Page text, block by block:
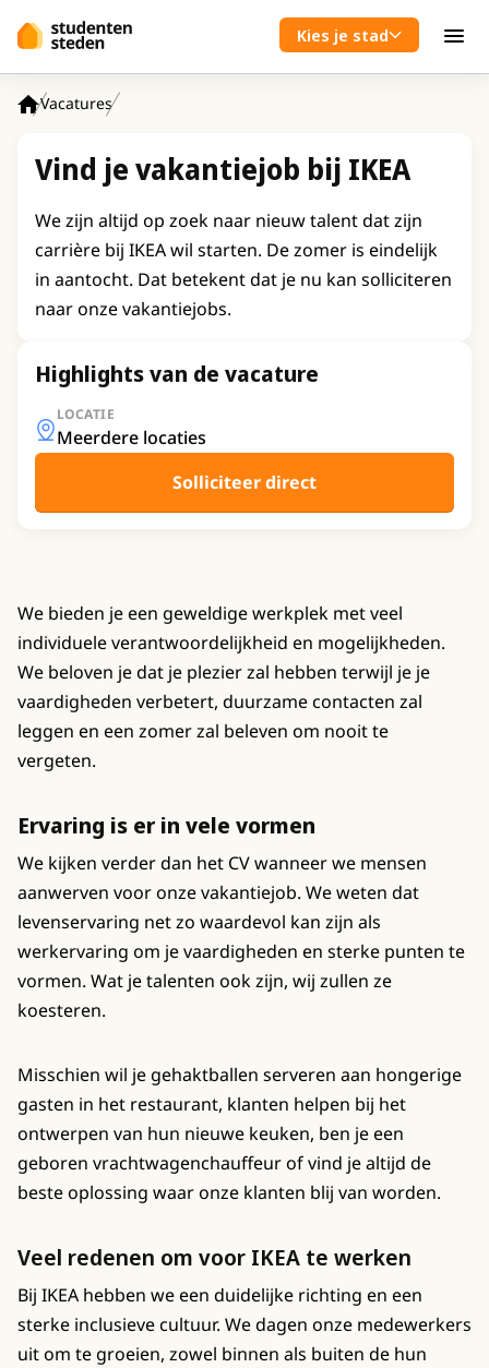
Kies je stad
Vacatures
Vind je vakantiejob bij IKEA
We zijn altijd op zoek naar nieuw talent dat zijn
carrière bij IKEA wil starten. De zomer is eindelijk
in aantocht. Dat betekent dat je nu kan solliciteren
naar onze vakantiejobs.
Highlights van de vacature
LOCATIE
Meerdere locaties
Solliciteer direct
We bieden je een geweldige werkplek met veel
individuele verantwoordelijkheid en mogelijkheden.
We beloven je dat je plezier zal hebben terwijl je je
vaardigheden verbetert, duurzame contacten zal
leggen en een zomer zal beleven om nooit te
vergeten.
Ervaring is er in vele vormen
We kijken verder dan het CV wanneer we mensen
aanwerven voor onze vakantiejob. We weten dat
levenservaring net zo waardevol kan zijn als
werkervaring om je vaardigheden en sterke punten te
vormen. Wat je talenten ook zijn, wij zullen ze
koesteren.
Misschien wil je gehaktballen serveren aan hongerige
gasten in het restaurant, klanten helpen bij het
ontwerpen van hun nieuwe keuken, ben je een
geboren vrachtwagenchauffeur of vind je altijd de
beste oplossing waar onze klanten blij van worden.
Veel redenen om voor IKEA te werken
Bij IKEA hebben we een duidelijke richting en een
sterke inclusieve cultuur. We dagen onze medewerkers
uit om te groeien, zowel binnen als buiten de hun